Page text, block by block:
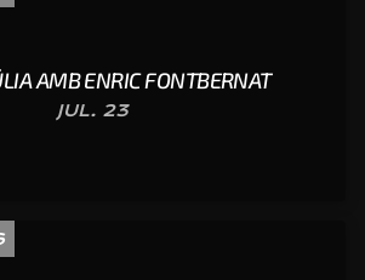
AMB ENRIC FONTBERNAT
JUL. 23